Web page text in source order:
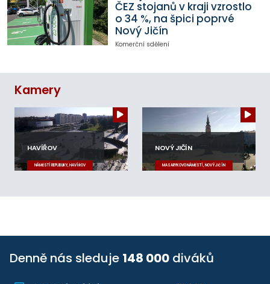
ČEZ stojanů v kraji vzrostlo
o 34 %, na špici poprvé
Nový Jičín
Komerční sdělení
Kamery
HAVÍŘOV
NÁMĚSTÍ REPUBLIKY, HAVÍŘOV
NOVÝ JIČÍN
MASARYKOVO NÁMĚSTÍ, NOVÝ JIČÍN
Denně nás sleduje 148 000 diváků